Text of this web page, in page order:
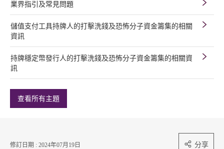
業界指引及常見問題
儲值支付工具持牌人的打擊洗錢及恐怖分子資金籌集的相關
資訊
持牌穩定幣發行人的打擊洗錢及恐怖分子資金籌集的相關資
訊
查看所有主題
修訂日期 : 2024年07月19日 分享